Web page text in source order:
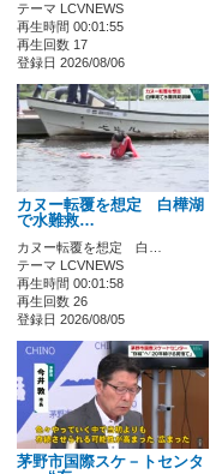
テーマ LCVNEWS
再生時間 00:01:55
再生回数 17
登録日 2026/08/06
カヌー転覆を想定 白樺湖
で水難救…
カヌー転覆を想定 白…
テーマ LCVNEWS
再生時間 00:01:58
再生回数 26
登録日 2026/08/05
茅野市国際スケ－トセンタ